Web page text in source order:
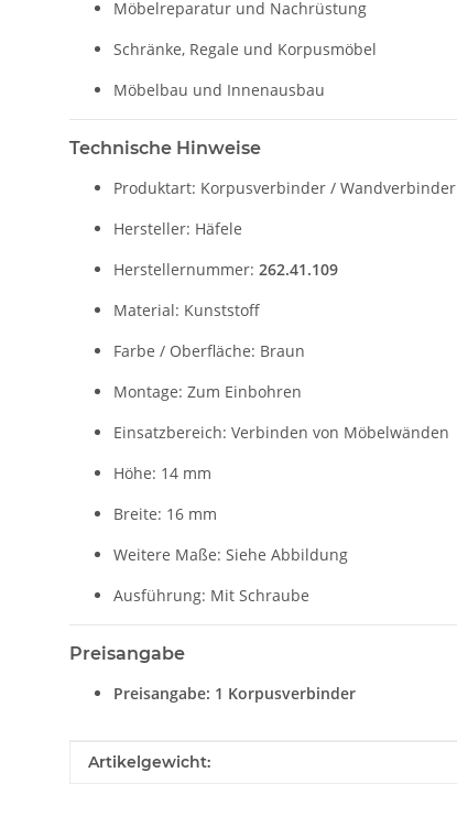
Möbelreparatur und Nachrüstung
Schränke, Regale und Korpusmöbel
Möbelbau und Innenausbau
Technische Hinweise
Produktart: Korpusverbinder / Wandverbinder
Hersteller: Häfele
Herstellernummer: 262.41.109
Material: Kunststoff
Farbe / Oberfläche: Braun
Montage: Zum Einbohren
Einsatzbereich: Verbinden von Möbelwänden
Höhe: 14 mm
Breite: 16 mm
Weitere Maße: Siehe Abbildung
Ausführung: Mit Schraube
Preisangabe
Preisangabe: 1 Korpusverbinder
Produkteigenschaft
Wert
Artikelgewicht: